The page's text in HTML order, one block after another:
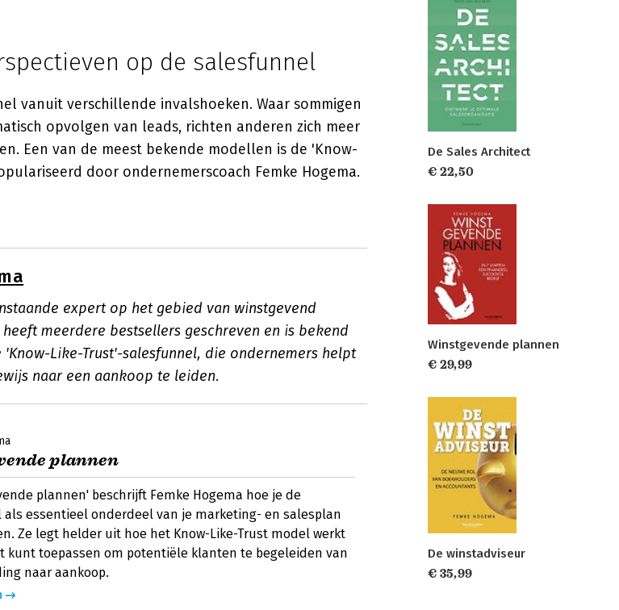
op de salesfunnel
vanuit verschillende invalshoeken. Waar sommigen
opvolgen van leads, richten anderen zich meer
Een van de meest bekende modellen is de 'Know-
door ondernemerscoach Femke Hogema.
expert op het gebied van winstgevend
meerdere bestsellers geschreven en is bekend
Like-Trust'-salesfunnel, die ondernemers helpt
naar een aankoop te leiden.
plannen
plannen' beschrijft Femke Hogema hoe je de
essentieel onderdeel van je marketing- en salesplan
Ze legt helder uit hoe het Know-Like-Trust model werkt
kunt toepassen om potentiële klanten te begeleiden van
naar aankoop.
De Sales Architect
€ 22,50
Winstgevende plannen
€ 29,99
De winstadviseur
€ 35,99